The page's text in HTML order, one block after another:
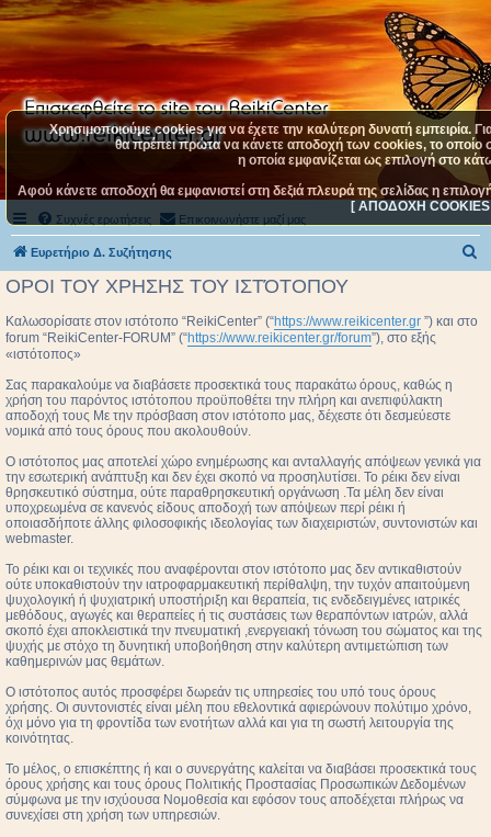
Συχνές ερωτήσεις Επικοινωνήστε μαζί μας
Ευρετήριο Δ. Συζήτησης
η
ΟΡΟΙ ΤΟΥ ΧΡΗΣΗΣ ΤΟΥ ΙΣΤΌΤΟΠΟΥ
Καλωσορίσατε στον ιστότοπο “ReikiCenter” (“https://www.reikicenter.gr ”) και στο
forum “ReikiCenter-FORUM” (“https://www.reikicenter.gr/forum”), στο εξής
«ιστότοπος»
Σας παρακαλούμε να διαβάσετε προσεκτικά τους παρακάτω όρους, καθώς η
χρήση του παρόντος ιστότοπου προϋποθέτει την πλήρη και ανεπιφύλακτη
αποδοχή τους Με την πρόσβαση στον ιστότοπο μας, δέχεστε ότι δεσμεύεστε
νομικά από τους όρους που ακολουθούν.
Ο ιστότοπος μας αποτελεί χώρο ενημέρωσης και ανταλλαγής απόψεων γενικά για
την εσωτερική ανάπτυξη και δεν έχει σκοπό να προσηλυτίσει. To ρέικι δεν είναι
θρησκευτικό σύστημα, ούτε παραθρησκευτική οργάνωση .Τα μέλη δεν είναι
υποχρεωμένα σε κανενός είδους αποδοχή των απόψεων περί ρέικι ή
οποιασδήποτε άλλης φιλοσοφικής ιδεολογίας των διαχειριστών, συντονιστών και
webmaster.
Το ρέικι και οι τεχνικές που αναφέρονται στον ιστότοπο μας δεν αντικαθιστούν
ούτε υποκαθιστούν την ιατροφαρμακευτική περίθαλψη, την τυχόν απαιτούμενη
ψυχολογική ή ψυχιατρική υποστήριξη και θεραπεία, τις ενδεδειγμένες ιατρικές
μεθόδους, αγωγές και θεραπείες ή τις συστάσεις των θεραπόντων ιατρών, αλλά
σκοπό έχει αποκλειστικά την πνευματική ,ενεργειακή τόνωση του σώματος και της
ψυχής με στόχο τη δυνητική υποβοήθηση στην καλύτερη αντιμετώπιση των
καθημερινών μας θεμάτων.
Ο ιστότοπος αυτός προσφέρει δωρεάν τις υπηρεσίες του υπό τους όρους
χρήσης. Οι συντονιστές είναι μέλη που εθελοντικά αφιερώνουν πολύτιμο χρόνο,
όχι μόνο για τη φροντίδα των ενοτήτων αλλά και για τη σωστή λειτουργία της
κοινότητας.
Το μέλος, ο επισκέπτης ή και ο συνεργάτης καλείται να διαβάσει προσεκτικά τους
όρους χρήσης και τους όρους Πολιτικής Προστασίας Προσωπικών Δεδομένων
σύμφωνα με την ισχύουσα Νομοθεσία και εφόσον τους αποδέχεται πλήρως να
συνεχίσει στη χρήση των υπηρεσιών.
Χρησιμοποιούμε cookies για να έχετε την καλύτερη δυνατή εμπειρία.
θα πρέπει πρώτα να κάνετε αποδοχή των cookies, το οποίο
η οποία εμφανίζεται ως επιλογή στο
Αφού κάνετε αποδοχή θα εμφανιστεί στη δεξιά πλευρά της σελίδας η
[ ΑΠΟΔΟΧΗ